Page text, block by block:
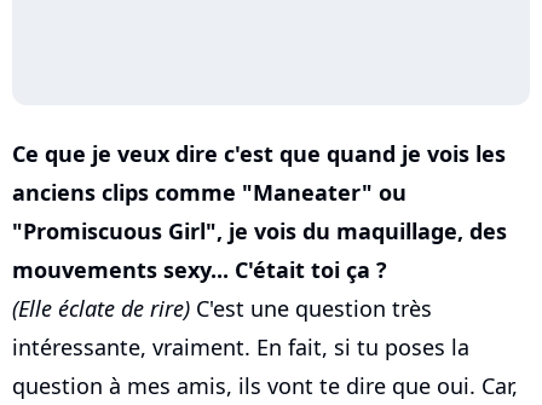
Ce que je veux dire c'est que quand je vois les
anciens clips comme "Maneater" ou
"Promiscuous Girl", je vois du maquillage, des
mouvements sexy... C'était toi ça ?
(Elle éclate de rire) C'est une question très
intéressante, vraiment. En fait, si tu poses la
question à mes amis, ils vont te dire que oui. Car,